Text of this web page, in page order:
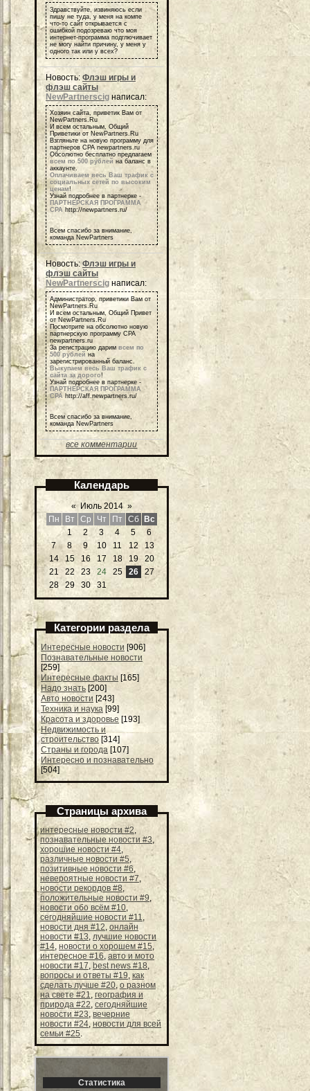
Здравствуйте, извиняюсь если
пишу не туда, у меня на компе
что-то сайт открывается с
ошибкой подозреваю что моя
интернет-программа подглючивает
не могу найти причину, у меня у
одного так или у всех?
Новость: Флэш игры и
флэш сайты
NewPartnerscig написал:
Хозяин сайта, приветик Вам от
NewPartners.Ru
И всем остальным, Общий
Приветики от NewPartners.Ru
Взгляньте на новую программу для
партнеров СРА newpartners.ru
Обсолютно бесплатно предлагаем
всем по 500 рублей на баланс в
аккаунте.
Оплачиваем весь Ваш трафик с
социальных сетей по высоким
ценам!
Узнай подробнее в партнерке -
ПАРТНЕРСКАЯ ПРОГРАММА
СРА http://newpartners.ru/
Всем спасибо за внимание,
команда NewPartners
Новость:Флэш игры и
флэш сайты
NewPartnerscig написал:
Администратор, приветики Вам от
NewPartners.Ru
И всем остальным, Общий Привет
от NewPartners.Ru
Посмотрите на обсолютно новую
партнерскую программу СРА
newpartners.ru
За регистрацию дарим всем по
500 рублей на
зарегистрированный баланс.
Выкупаем весь Ваш трафик с
сайта за дорого!
Узнай подробнее в партнерке -
ПАРТНЕРСКАЯ ПРОГРАММА
СРА http://aff.newpartners.ru/
Всем спасибо за внимание,
команда NewPartners
все комментарии
Календарь
« Июль 2014 »
Пн
Вт Ср Чт Пт Сб
Вс
1
2 3 4 5
6
7
8 9 10 11 12
13
14
15 16 17 18 19
20
21
22 23 24 25 26
27
28
29 30 31
Категории раздела
Интересные новости [906]
Познавательные новости
[259]
Интересные факты [165]
Надо знать [200]
Авто новости [243]
Техника и наука [99]
Красота и здоровье [193]
Недвижимость и
строительство [314]
Страны и города [107]
Интересно и познавательно
[504]
Страницы архива
интересные новости #2,
познавательные новости #3,
хорошие новости #4,
различные новости #5,
позитивные новости #6,
невероятные новости #7,
новости рекордов #8,
положительные новости #9,
новости обо всём #10,
сегодняйшие новости #11,
новости дня #12, онлайн
новости #13, лучшие новости
#14, новости о хорошем #15,
интересное #16, авто и мото
новости #17, best news #18,
вопросы и ответы #19, как
сделать лучше #20, о разном
на свете #21, география и
природа #22,сегодняйшие
новости #23,вечерние
новости #24,новости для всей
семьи #25.
Статистика